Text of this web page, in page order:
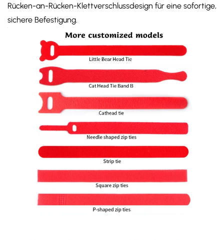
Rücken-an-Rücken-Klettverschlussdesign für eine sofortige,
sichere Befestigung.